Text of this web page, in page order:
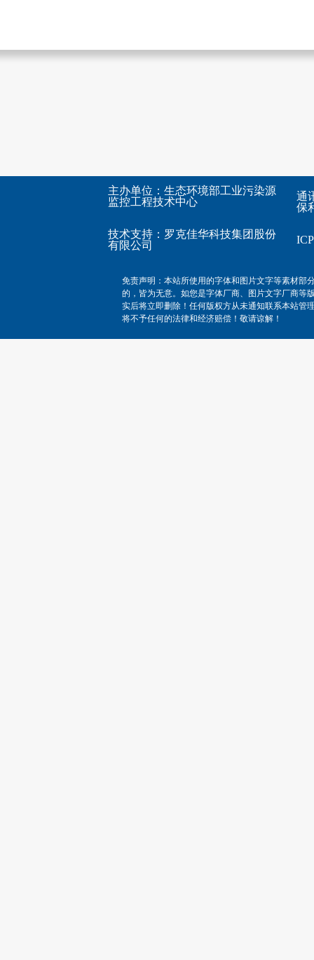
主办单位：生态环境部工业污染源
监控工程技术中心
技术支持： 罗克佳华科技集团股份
有限公司
通
保
免责声明：本站所使用的字体和图片文字等素材部
的，皆为无意。如您是字体厂商、图片文字厂商等
实后将立即删除！任何版权方从未通知联系本站管
将不予任何的法律和经济赔偿！敬请谅解！